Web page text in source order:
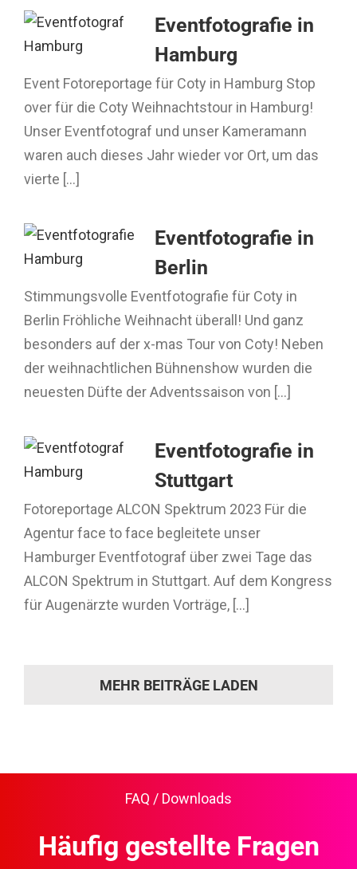
Eventfotografie in
Hamburg
Event Fotoreportage für Coty in Hamburg Stop
over für die Coty Weihnachtstour in Hamburg!
Unser Eventfotograf und unser Kameramann
waren auch dieses Jahr wieder vor Ort, um das
vierte [...]
Eventfotografie in
Berlin
Stimmungsvolle Eventfotografie für Coty in
Berlin Fröhliche Weihnacht überall! Und ganz
besonders auf der x-mas Tour von Coty! Neben
der weihnachtlichen Bühnenshow wurden die
neuesten Düfte der Adventssaison von [...]
Eventfotografie in
Stuttgart
Fotoreportage ALCON Spektrum 2023 Für die
Agentur face to face begleitete unser
Hamburger Eventfotograf über zwei Tage das
ALCON Spektrum in Stuttgart. Auf dem Kongress
für Augenärzte wurden Vorträge, [...]
MEHR BEITRÄGE LADEN
FAQ / Downloads
Häufig gestellte Fragen